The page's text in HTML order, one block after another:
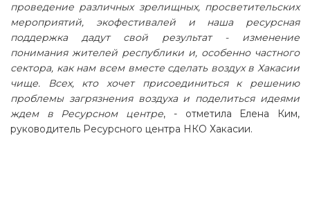
проведение различных зрелищных, просветительских
мероприятий, экофестивалей и наша ресурсная
поддержка дадут свой результат - изменение
понимания жителей республики и, особенно частного
сектора, как нам всем вместе сделать воздух в Хакасии
чище. Всех, кто хочет присоединиться к решению
проблемы загрязнения воздуха и поделиться идеями
ждем в Ресурсном центре, - отметила Елена Ким,
руководитель Ресурсного центра НКО Хакасии.